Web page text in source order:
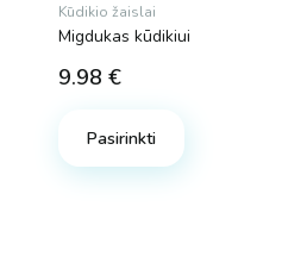
Kūdikio žaislai
Migdukas kūdikiui
9.98 €
Pasirinkti